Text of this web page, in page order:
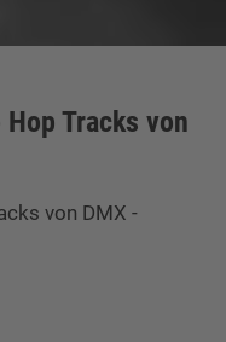
Tracks von
von DMX -